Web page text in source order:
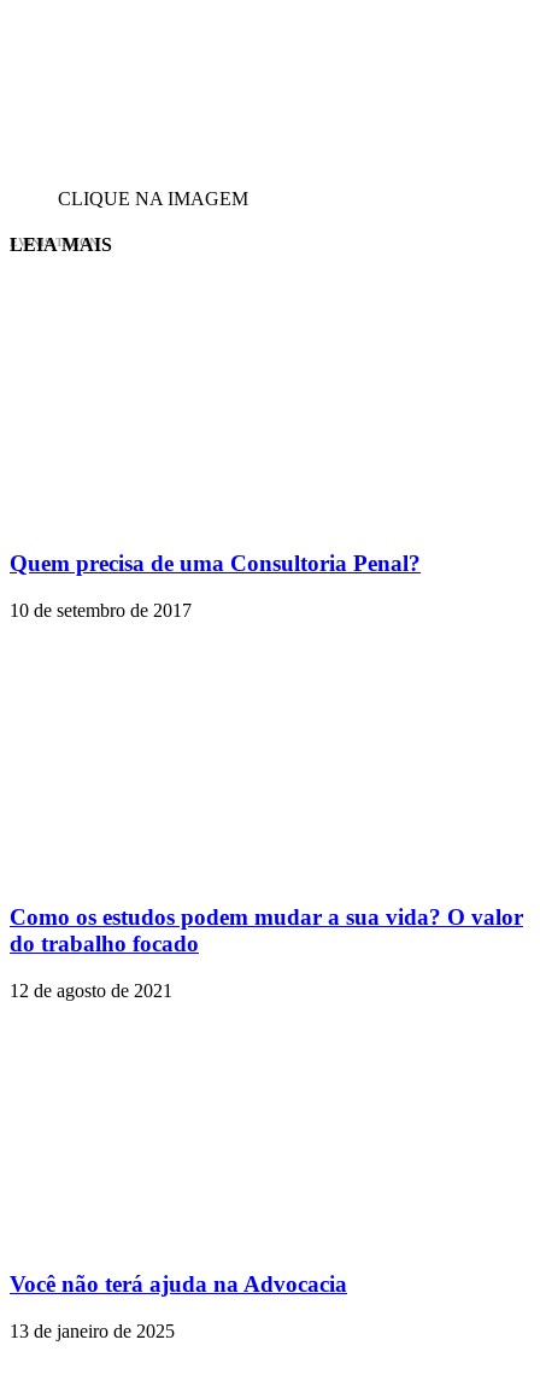
CLIQUE NA IMAGEM
EVINIS TALON
LEIA MAIS
Quem precisa de uma Consultoria Penal?
10 de setembro de 2017
Como os estudos podem mudar a sua vida? O valor
do trabalho focado
12 de agosto de 2021
Você não terá ajuda na Advocacia
13 de janeiro de 2025